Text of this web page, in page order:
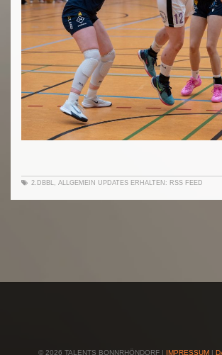
2.DBBL, ALLGEMEIN UPDATES ERHALTEN: RSS FEED
© 2026 TALENTS BONNRHÖNDORF | IMPRESSUM|